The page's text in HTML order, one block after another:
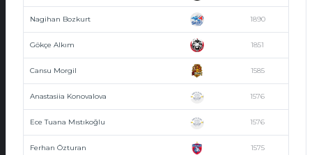
Nagihan Bozkurt 1890
Gökçe Alkım 1851
Cansu Morgil 1585
Anastasiia Konovalova 1576
Ece Tuana Mıstıkoğlu 1576
Ferhan Özturan 1575